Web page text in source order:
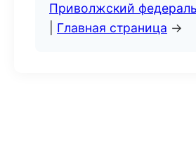
Приволжский
Главная страница →